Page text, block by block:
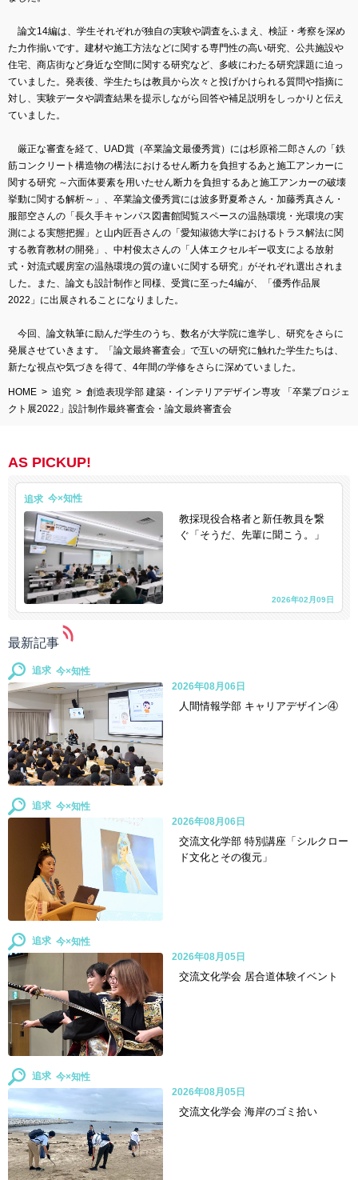
論文14編は、学生それぞれが独自の実験や調査をふまえ、検証・考察を深め
た力作揃いです。建材や施工方法などに関する専門性の高い研究、公共施設や
住宅、商店街など身近な空間に関する研究など、多岐にわたる研究課題に迫っ
ていました。発表後、学生たちは教員から次々と投げかけられる質問や指摘に
対し、実験データや調査結果を提示しながら回答や補足説明をしっかりと伝え
ていました。
厳正な審査を経て、UAD賞（卒業論文最優秀賞）には杉原裕二郎さんの「鉄
筋コンクリート構造物の構法におけるせん断力を負担するあと施工アンカーに
関する研究 ～六面体要素を用いたせん断力を負担するあと施工アンカーの破壊
挙動に関する解析～」、卒業論文優秀賞には波多野夏希さん・加藤秀真さん・
服部空さんの「長久手キャンパス図書館閲覧スペースの温熱環境・光環境の実
測による実態把握」と山内匠吾さんの「愛知淑徳大学におけるトラス解法に関
する教育教材の開発」、中村俊太さんの「人体エクセルギー収支による放射
式・対流式暖房室の温熱環境の質の違いに関する研究」がそれぞれ選出されま
した。また、論文も設計制作と同様、受賞に至った4編が、「優秀作品展
2022」に出展されることになりました。
今回、論文執筆に励んだ学生のうち、数名が大学院に進学し、研究をさらに
発展させていきます。「論文最終審査会」で互いの研究に触れた学生たちは、
新たな視点や気づきを得て、4年間の学修をさらに深めていました。
HOME 追究
創造表現学部 建築・インテリアデザイン専攻 「卒業プロジェ
クト展2022」設計制作最終審査会・論文最終審査会
AS PICKUP!
追求
教採現役合格者と新任教員を繋
ぐ「そうだ、先輩に聞こう。」
2026年02月09日
最新記事
追求
人間情報学部 キャリアデザイン④
2026年08月06日
追求
交流文化学部 特別講座「シルクロー
ド文化とその復元」
2026年08月06日
追求
交流文化学会 居合道体験イベント
2026年08月05日
追求
交流文化学会 海岸のゴミ拾い
2026年08月05日